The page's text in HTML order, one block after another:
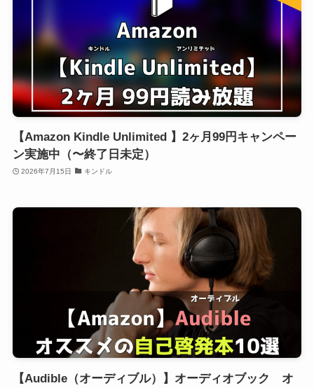
【Amazon Kindle Unlimited 】2ヶ月99円キャンペー
ン実施中（〜終了日未定）
2026年7月15日 キンドル
【Audible（オーディブル）】オーディオブック オ